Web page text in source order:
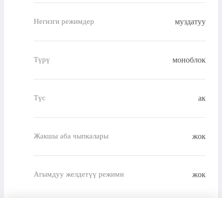
Негизги режимдер муздатуу
Түрү моноблок
Түс ак
Жакшы аба чыпкалары жок
Агымдуу желдетүү режими жок